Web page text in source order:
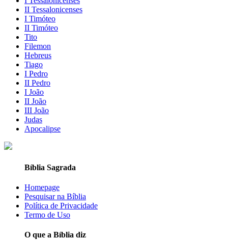
II Tessalonicenses
I Timóteo
II Timóteo
Tito
Filemon
Hebreus
Tiago
I Pedro
II Pedro
I João
II João
III João
Judas
Apocalipse
Bíblia Sagrada
Homepage
Pesquisar na Bíblia
Política de Privacidade
Termo de Uso
O que a Bíblia diz